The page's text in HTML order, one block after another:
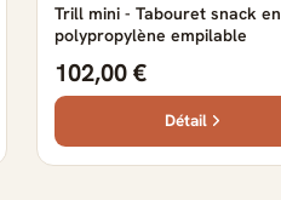
Trill mini - Tabouret snack en
polypropylène empilable
102,00 €
Détail